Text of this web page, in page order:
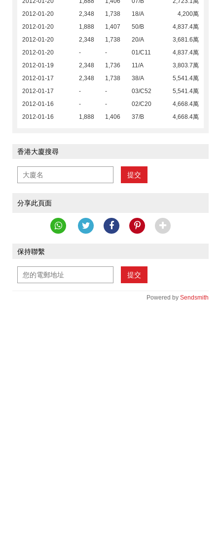
2012-01-20
2,348 1,738 18/A
4,200萬
2012-01-20
1,888 1,407 50/B
4,837.4萬
2012-01-20
2,348 1,738 20/A
3,681.6萬
2012-01-20
- - 01/C11
4,837.4萬
2012-01-19
2,348 1,736 11/A
3,803.7萬
2012-01-17
2,348 1,738 38/A
5,541.4萬
2012-01-17
- - 03/C52
5,541.4萬
2012-01-16
- - 02/C20
4,668.4萬
2012-01-16
1,888 1,406 37/B 4,668.4萬
香港大廈搜尋
提交
分享此頁面
保持聯繫
提交
Powered by Sendsmith